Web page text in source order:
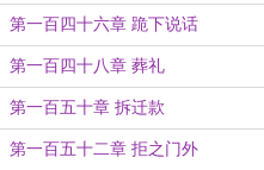
第一百四十六章 跪下说话
第一百四十八章 葬礼
第一百五十章 拆迁款
第一百五十二章 拒之门外